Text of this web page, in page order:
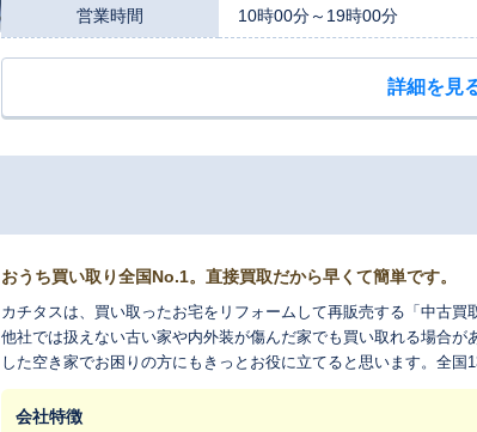
営業時間 10時00分～19時00分
詳細を見
おうち買い取り全国No.1。直接買取だから早くて簡単です。
カチタスは、買い取ったお宅をリフォームして再販売する「中古買
他社では扱えない古い家や内外装が傷んだ家でも買い取れる場合
した空き家でお困りの方にもきっとお役に立てると思います。全国
まれ変わらせ、長く住みつなぐお手伝いをさせてください。
会社特徴